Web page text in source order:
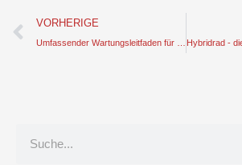
Prev
VORHERIGE